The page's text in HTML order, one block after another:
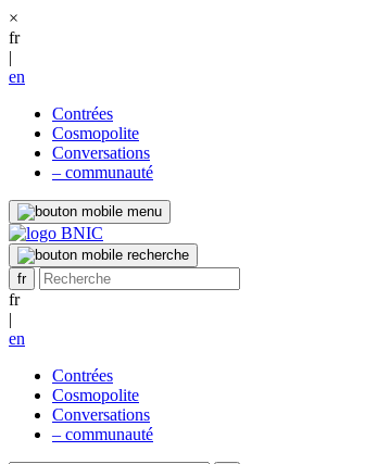
×
fr
|
en
Contrées
Cosmopolite
Conversations
– communauté
fr
|
en
Contrées
Cosmopolite
Conversations
– communauté